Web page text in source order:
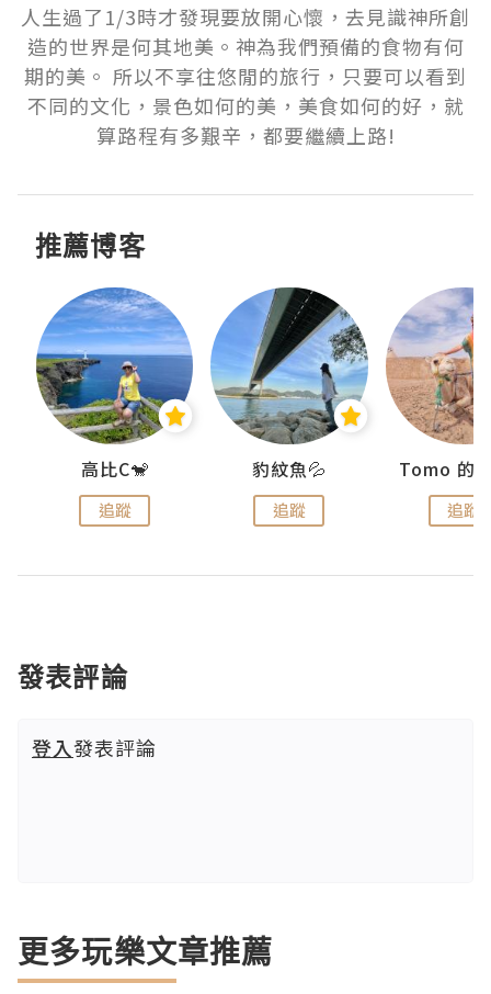
人生過了1/3時才發現要放開心懷，去見識神所創
造的世界是何其地美。神為我們預備的食物有何
期的美。 所以不享往悠閒的旅行，只要可以看到
不同的文化，景色如何的美，美食如何的好，就
算路程有多艱辛，都要繼續上路!
推薦博客
高比C🐒
追蹤
豹紋魚💦
追蹤 追蹤
發表評論
登入發表評論
更多玩樂文章推薦